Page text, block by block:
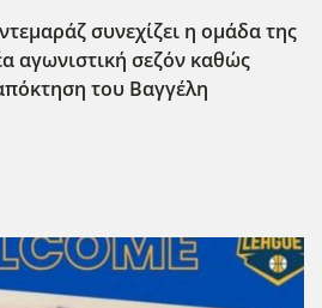
συνεχίζει η ομάδα της
αγωνιστική σεζόν καθώς
του Βαγγέλη